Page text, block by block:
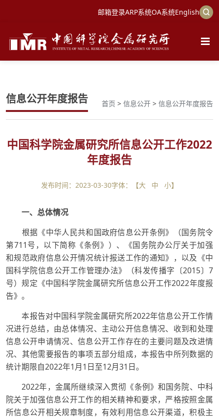
邮箱登录ARP系统OA系统English
信息公开年度报告 首页 > 信息公开 > 信息公开年度报告
中国科学院金属研究所信息公开工作2022
年度报告
发布时间：2023-03-30字体：【大 中 小】
一、总体情况
根据《中华人民共和国政府信息公开条例》（国务院令
第711号，以下简称《条例》）、《国务院办公厅关于加强
和规范政府信息公开情况统计报送工作的通知》，以及《中
国科学院信息公开工作管理办法》（科发传播字〔2015〕7
号）规定《中国科学院金属研究所信息公开工作2022年度报
告》。
本报告对中国科学院金属研究所2022年信息公开工作情
况进行总结，由总体情况、主动公开信息情况、收到和处理
信息公开申请情况、信息公开工作存在的主要问题及改进情
况、其他需要报告的事项五部分组成，本报告中所列数据的
统计期限自2022年1月1日至12月31日。
2022年，金属所继续深入贯彻《条例》和国务院、中科
院关于加强信息公开工作的相关精神和要求，严格按照金属
所信息公开相关规章制度，有效利用信息公开渠道，积极主